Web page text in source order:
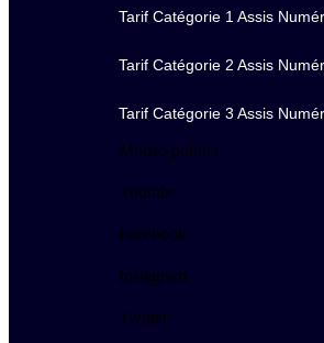
Tarif Catégorie 1 Assis
Tarif Catégorie 2 Assis
Tarif Catégorie 3 Assis
Mouse-pointer
Youtube
Facebook
Instagram
Twitter